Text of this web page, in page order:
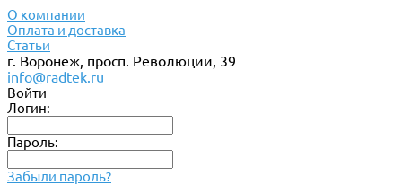
О компании
Оплата и доставка
Статьи
г. Воронеж, просп. Революции, 39
info@radtek.ru
Войти
Логин:
Пароль:
Забыли пароль?